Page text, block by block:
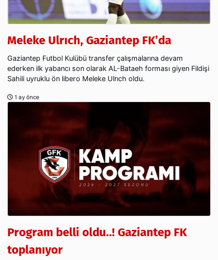
Meleke Ulrıch, Gaziantep FK’da
Gaziantep Futbol Kulübü transfer çalışmalarına devam
ederken ilk yabancı son olarak AL-Bataeh forması giyen Fildişi
Sahili uyruklu ön libero Meleke Ulrıch oldu.
1 ay önce
Program belli oldu..! Gaziantep FK
toplanıyor